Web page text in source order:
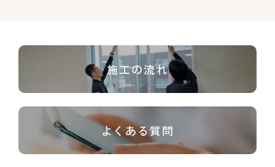
施工の流れ
よくある質問